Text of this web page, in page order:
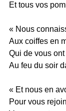
Et tous vos
« Nous
Aux coiffes en
Qui de vous
Au feu du soir
« Et nous en
Pour vous